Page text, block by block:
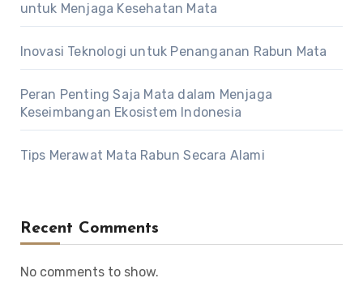
untuk Menjaga Kesehatan Mata
Inovasi Teknologi untuk Penanganan Rabun Mata
Peran Penting Saja Mata dalam Menjaga
Keseimbangan Ekosistem Indonesia
Tips Merawat Mata Rabun Secara Alami
Recent Comments
No comments to show.